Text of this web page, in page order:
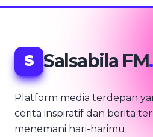
S Salsabila FM.
Platform media terdepan
cerita inspiratif dan berita
menemani hari-harimu.